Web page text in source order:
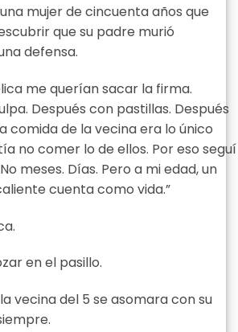
mujer de cincuenta años que
que su padre murió
defensa.
me querían sacar la firma.
Después con pastillas. Después
comida de la vecina era lo único
no comer lo de ellos. Por eso seguí
meses. Días. Pero a mi edad, un
cuenta como vida.”
en el pasillo.
vecina del 5 se asomara con su